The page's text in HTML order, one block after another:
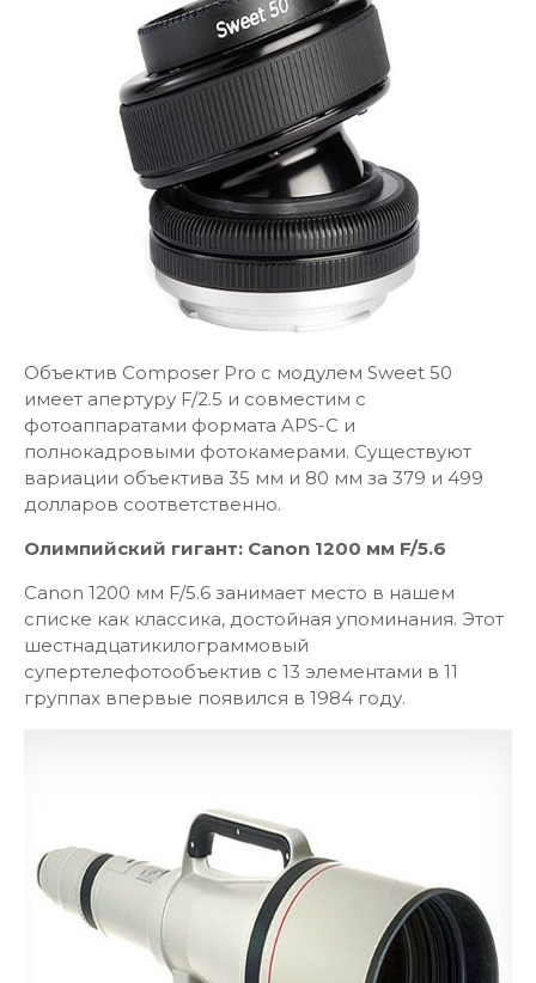
Объектив Composer Pro с модулем Sweet 50
имеет апертуру F/2.5 и совместим с
фотоаппаратами формата APS-C и
полнокадровыми фотокамерами. Существуют
вариации объектива 35 мм и 80 мм за 379 и 499
долларов соответственно.
Олимпийский гигант: Canon 1200 мм F/5.6
Canon 1200 мм F/5.6 занимает место в нашем
списке как классика, достойная упоминания. Этот
шестнадцатикилограммовый
супертелефотообъектив с 13 элементами в 11
группах впервые появился в 1984 году.